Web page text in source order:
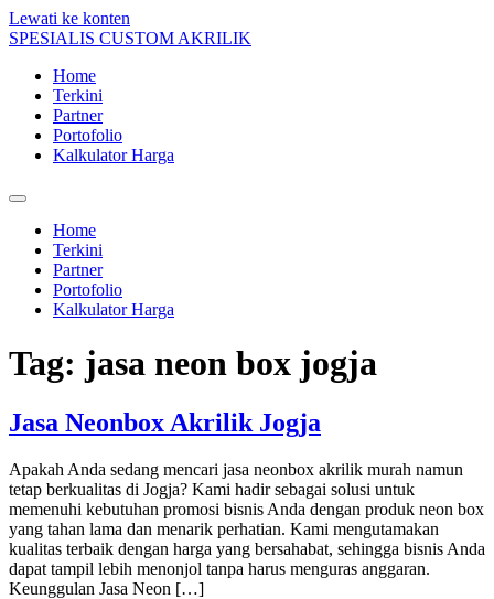
Lewati ke konten
SPESIALIS CUSTOM AKRILIK
Home
Terkini
Partner
Portofolio
Kalkulator Harga
Home
Terkini
Partner
Portofolio
Kalkulator Harga
Tag: jasa neon box jogja
Jasa Neonbox Akrilik Jogja
Apakah Anda sedang mencari jasa neonbox akrilik murah namun
tetap berkualitas di Jogja? Kami hadir sebagai solusi untuk
memenuhi kebutuhan promosi bisnis Anda dengan produk neon box
yang tahan lama dan menarik perhatian. Kami mengutamakan
kualitas terbaik dengan harga yang bersahabat, sehingga bisnis Anda
dapat tampil lebih menonjol tanpa harus menguras anggaran.
Keunggulan Jasa Neon […]